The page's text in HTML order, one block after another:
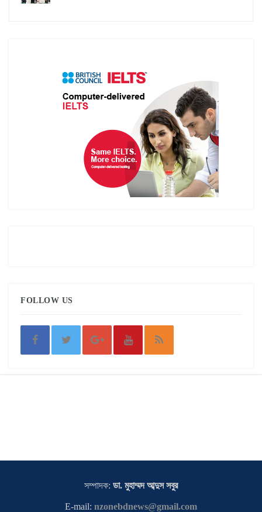
FOLLOW US
সম্পাদক: ডা. মুহাম্মদ আব্দুস সবুর
E-mail: nzonebdnews@gmail.com